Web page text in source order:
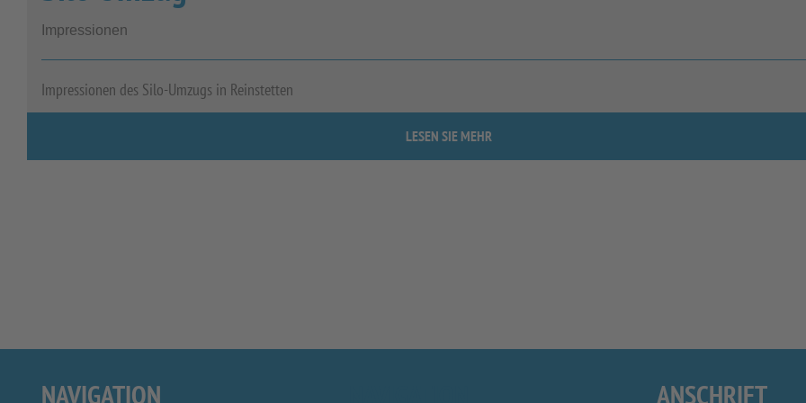
Impressionen
Impressionen des Silo-Umzugs in Reinstetten
LESEN SIE MEHR
NAVIGATION ANSCHRIFT